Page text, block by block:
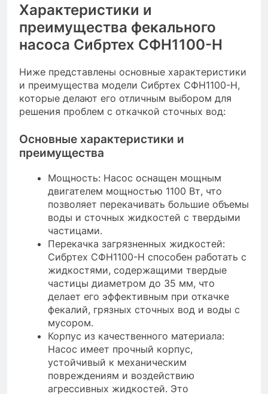
Характеристики и
преимущества фекального
насоса Сибртех СФН1100-Н
Ниже представлены основные характеристики
и преимущества модели Сибртех СФН1100-Н,
которые делают его отличным выбором для
решения проблем с откачкой сточных вод:
Основные характеристики и
преимущества
Мощность: Насос оснащен мощным
двигателем мощностью 1100 Вт, что
позволяет перекачивать большие объемы
воды и сточных жидкостей с твердыми
частицами.
Перекачка загрязненных жидкостей:
Сибртех СФН1100-Н способен работать с
жидкостями, содержащими твердые
частицы диаметром до 35 мм, что
делает его эффективным при откачке
фекалий, грязных сточных вод и воды с
мусором.
Корпус из качественного материала:
Насос имеет прочный корпус,
устойчивый к механическим
повреждениям и воздействию
агрессивных жидкостей. Это